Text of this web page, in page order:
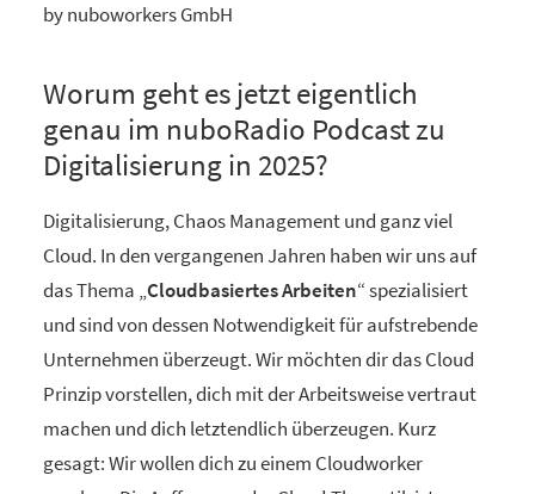
by nuboworkers GmbH
Worum geht es jetzt eigentlich
genau im nuboRadio Podcast zu
Digitalisierung in 2025?
Digitalisierung, Chaos Management und ganz viel
Cloud. In den vergangenen Jahren haben wir uns auf
das Thema „Cloudbasiertes Arbeiten“ spezialisiert
und sind von dessen Notwendigkeit für aufstrebende
Unternehmen überzeugt. Wir möchten dir das Cloud
Prinzip vorstellen, dich mit der Arbeitsweise vertraut
machen und dich letztendlich überzeugen. Kurz
gesagt: Wir wollen dich zu einem Cloudworker